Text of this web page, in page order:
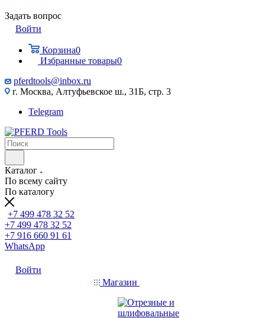
Задать вопрос
Войти
Корзина0
Избранные товары0
pferdtools@inbox.ru
г. Москва, Алтуфьевское ш., 31Б, стр. 3
Telegram
Каталог
По всему сайту
По каталогу
+7 499 478 32 52
+7 499 478 32 52
+7 916 660 91 61
WhatsApp
Войти
Магазин